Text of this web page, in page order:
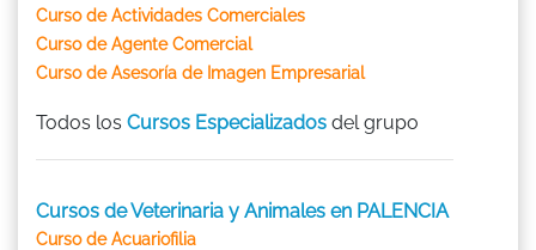
Curso de Actividades Comerciales
Curso de Agente Comercial
Curso de Asesoría de Imagen Empresarial
Todos los Cursos Especializados del grupo
Cursos de Veterinaria y Animales en PALENCIA
Curso de Acuariofilia